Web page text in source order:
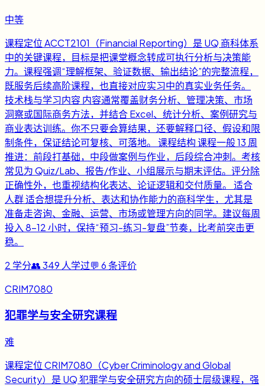
中等
课程定位 ACCT2101（Financial Reporting）是 UQ 商科体系
中的关键课程，目标是把课堂概念转成可执行分析与决策能
力。课程强调“理解框架、验证数据、输出结论”的完整流程，
既服务后续高阶课程，也直接对应实习中的真实业务任务。
技术栈与学习内容 内容通常覆盖财务分析、管理决策、市场
洞察或国际商务方法，并结合 Excel、统计分析、案例研究与
商业表达训练。你不只要会算结果，还要解释口径、假设和限
制条件，保证结论可复核、可落地。 课程结构 课程一般 13 周
推进：前段打基础，中段做案例与作业，后段综合冲刺。考核
常见为 Quiz/Lab、报告/作业、小组展示与期末评估。评分除
正确性外，也重视结构化表达、论证逻辑和交付质量。 适合
人群 适合想提升分析、表达和协作能力的商科学生，尤其是
准备走咨询、金融、运营、市场或管理方向的同学。建议每周
投入 8-12 小时，保持“预习-练习-复盘”节奏，比考前突击更
稳。
2 学分👥349 人学过💬 6条评价
CRIM7080
犯罪学与安全研究课程
难
课程定位 CRIM7080（Cyber Criminology and Global
Security）是 UQ 犯罪学与安全研究方向的硕士层级课程，强